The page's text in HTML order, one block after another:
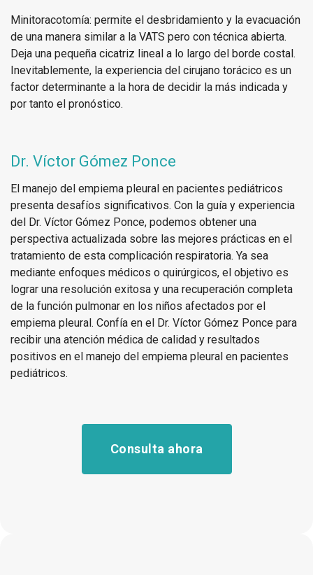
Minitoracotomía: permite el desbridamiento y la evacuación
de una manera similar a la VATS pero con técnica abierta.
Deja una pequeña cicatriz lineal a lo largo del borde costal.
Inevitablemente, la experiencia del cirujano torácico es un
factor determinante a la hora de decidir la más indicada y
por tanto el pronóstico.
Dr. Víctor Gómez Ponce
El manejo del empiema pleural en pacientes pediátricos
presenta desafíos significativos. Con la guía y experiencia
del Dr. Víctor Gómez Ponce, podemos obtener una
perspectiva actualizada sobre las mejores prácticas en el
tratamiento de esta complicación respiratoria. Ya sea
mediante enfoques médicos o quirúrgicos, el objetivo es
lograr una resolución exitosa y una recuperación completa
de la función pulmonar en los niños afectados por el
empiema pleural. Confía en el Dr. Víctor Gómez Ponce para
recibir una atención médica de calidad y resultados
positivos en el manejo del empiema pleural en pacientes
pediátricos.
Consulta ahora